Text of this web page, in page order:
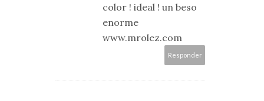
color ! ideal ! un beso
enorme
www.mrolez.com
Responder